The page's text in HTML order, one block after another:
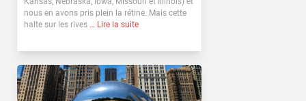
nous en avons pris plein la rétine. Mais cette
halte sur les rives … Lire la suite